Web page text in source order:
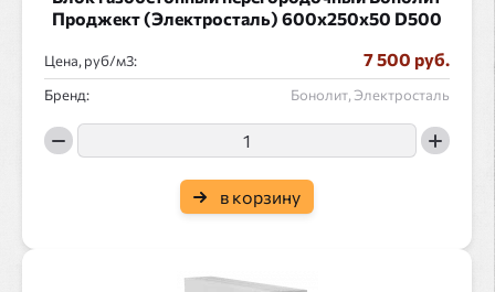
Проджект (Электросталь) 600x250x50 D500
Цена, руб/ : 7 500 руб.
Бренд: Бонолит, Электросталь
в корзину